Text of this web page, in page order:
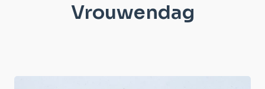
Vrouwendag